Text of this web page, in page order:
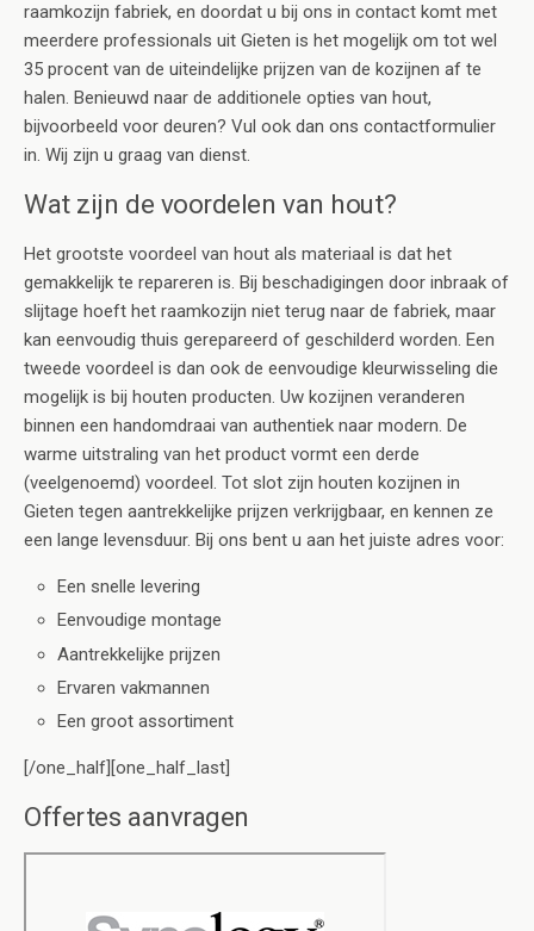
raamkozijn fabriek, en doordat u bij ons in contact komt met
meerdere professionals uit Gieten is het mogelijk om tot wel
35 procent van de uiteindelijke prijzen van de kozijnen af te
halen. Benieuwd naar de additionele opties van hout,
bijvoorbeeld voor deuren? Vul ook dan ons contactformulier
in. Wij zijn u graag van dienst.
Wat zijn de voordelen van hout?
Het grootste voordeel van hout als materiaal is dat het
gemakkelijk te repareren is. Bij beschadigingen door inbraak of
slijtage hoeft het raamkozijn niet terug naar de fabriek, maar
kan eenvoudig thuis gerepareerd of geschilderd worden. Een
tweede voordeel is dan ook de eenvoudige kleurwisseling die
mogelijk is bij houten producten. Uw kozijnen veranderen
binnen een handomdraai van authentiek naar modern. De
warme uitstraling van het product vormt een derde
(veelgenoemd) voordeel. Tot slot zijn houten kozijnen in
Gieten tegen aantrekkelijke prijzen verkrijgbaar, en kennen ze
een lange levensduur. Bij ons bent u aan het juiste adres voor:
Een snelle levering
Eenvoudige montage
Aantrekkelijke prijzen
Ervaren vakmannen
Een groot assortiment
[/one_half][one_half_last]
Offertes aanvragen